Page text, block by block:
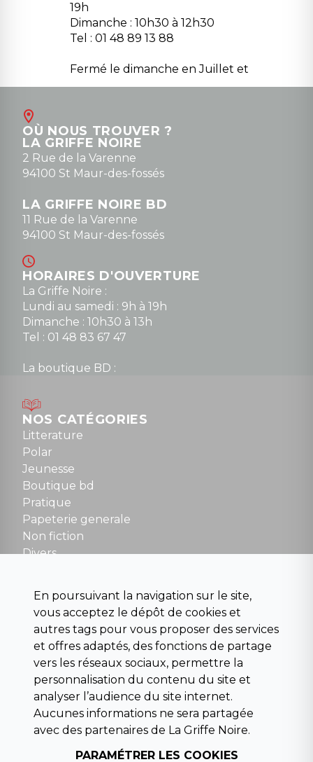
19h
Dimanche : 10h30 à 12h30
Tel : 01 48 89 13 88
Fermé le dimanche en Juillet et
Août
contact@la-griffe-noire.com
0148836747
OÙ NOUS TROUVER ?
LA GRIFFE NOIRE
2 Rue de la Varenne
94100 St Maur-des-fossés
LA GRIFFE NOIRE BD
11 Rue de la Varenne
94100 St Maur-des-fossés
HORAIRES D'OUVERTURE
La Griffe Noire :
Lundi au samedi : 9h à 19h
Dimanche : 10h30 à 13h
Tel : 01 48 83 67 47
La boutique BD :
Mardi au samedi : 10h à 13h / 14h à 19h
Dimanche : 10h30 à 12h30
Tel : 01 48 89 13 88
NOUS CONTACTER
contact@la-griffe-noire.com
NOS CATÉGORIES
Litterature
Polar
Jeunesse
Boutique bd
Pratique
Papeterie generale
Non fiction
Divers
Para scolaire
Histoire
Pochoteque
Pleiade
INFORMATIONS
Droit de rétractation
Conditions générales de vente
En poursuivant la navigation sur le site,
vous acceptez le dépôt de cookies et
autres tags pour vous proposer des services
et offres adaptés, des fonctions de partage
vers les réseaux sociaux, permettre la
personnalisation du contenu du site et
analyser l’audience du site internet.
Aucunes informations ne sera partagée
avec des partenaires de La Griffe Noire.
PARAMÉTRER LES COOKIES